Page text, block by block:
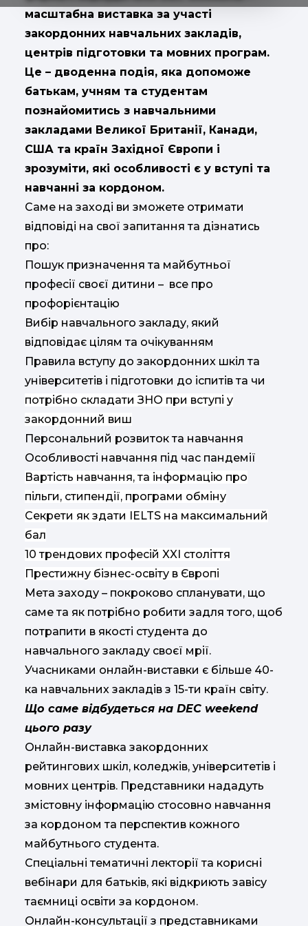
масштабна виставка за участі
закордонних навчальних закладів,
центрів підготовки та мовних програм.
Це – дводенна подія, яка допоможе
батькам, учням та студентам
познайомитись з навчальними
закладами Великої Британії, Канади,
США та країн Західної Європи і
зрозуміти, які особливості є у вступі та
навчанні за кордоном.
Саме на заході ви зможете отримати
відповіді на свої запитання та дізнатись
про:
Пошук призначення та майбутньої
професії своєї дитини – все про
профорієнтацію
Вибір навчального закладу, який
відповідає цілям та очікуванням
Правила вступу до закордонних шкіл та
університетів і підготовки до іспитів та чи
потрібно складати ЗНО при вступі у
закордонний виш
Персональний розвитокта навчання
Особливості навчання під час пандемії
Вартість навчання, та інформацію про
пільги, стипендії, програми обміну
Секрети як здати IELTS на максимальний
бал
10 трендових професій XXI століття
Престижну бізнес-освіту в Європі
Мета заходу – покроково спланувати, що
саме та як потрібно робити задля того, щоб
потрапити в якості студента до
навчального закладу своєї мрії.
Учасниками онлайн-виставки є більше 40-
ка навчальних закладів з 15-ти країн світу.
Що саме відбудеться на DEC weekend
цього разу
Онлайн-виставка закордонних
рейтингових шкіл, коледжів, університетів і
мовних центрів. Представники нададуть
змістовну інформацію стосовно навчання
за кордоном та перспектив кожного
майбутнього студента.
Спеціальні тематичні лекторії та корисні
вебінари для батьків, які відкриють завісу
таємниці освіти за кордоном.
Онлайн-консультації з представниками